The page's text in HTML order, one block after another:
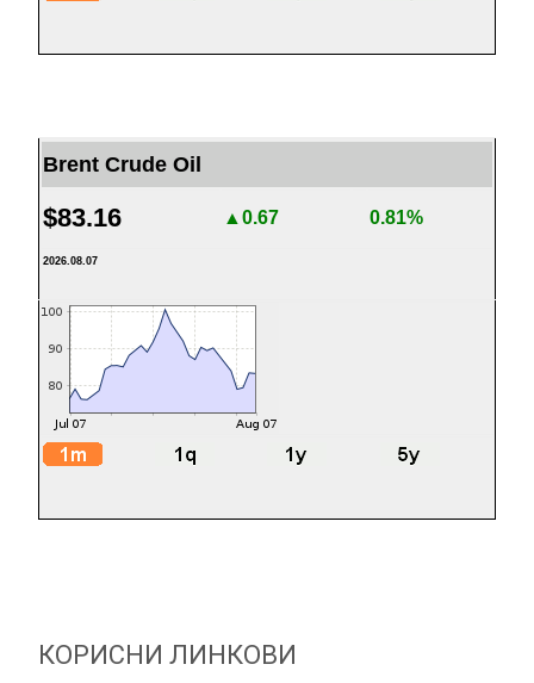
Brent Crude Oil
$83.16 ▲0.67 0.81%
2026.08.07
КОРИСНИ ЛИНКОВИ